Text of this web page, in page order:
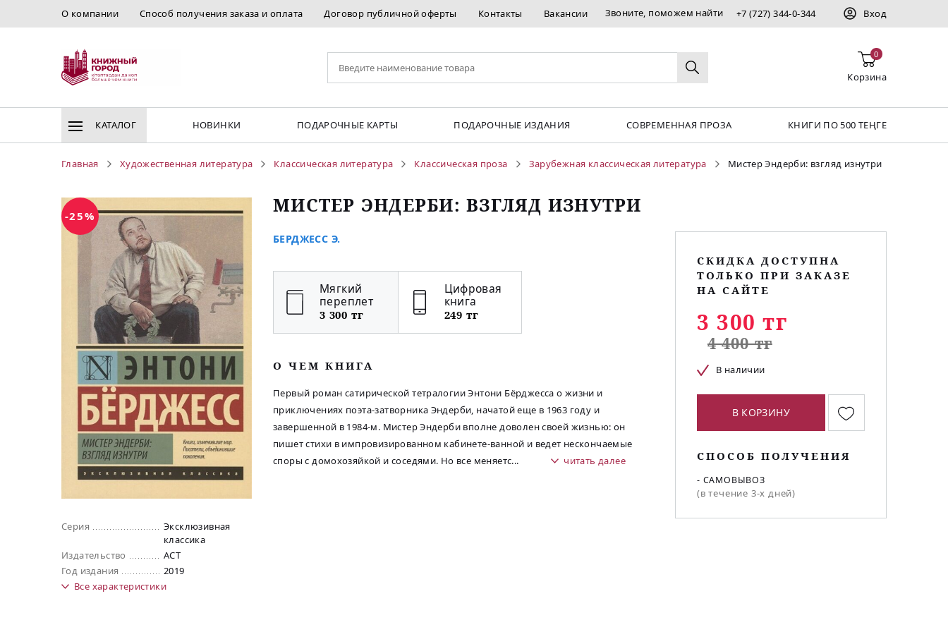
О компании Способ получения заказа и оплата Договор публичной оферты Контакты Вакансии Звоните, поможем найти +7 (727) 344-0-344 Вход
0
Корзина
КАТАЛОГ НОВИНКИ ПОДАРОЧНЫЕ КАРТЫ ПОДАРОЧНЫЕ ИЗДАНИЯ СОВРЕМЕННАЯ ПРОЗА КНИГИ ПО 500 ТЕҢГЕ
Главная Художественная литература Классическая литература Классическая проза Зарубежная классическая литература Мистер Эндерби: взгляд изнутри
-25%
Серия
Эксклюзивная
классика
Издательство
АСТ
Год издания
2019
Все характеристики
МИСТЕР ЭНДЕРБИ: ВЗГЛЯД ИЗНУТРИ
БЕРДЖЕСС Э.
Мягкий
переплет
3 300 тг
Цифровая
книга
249 тг
O ЧЕМ КНИГА
Первый роман сатирической тетралогии Энтони Бёрджесса о жизни и
приключениях поэта-затворника Эндерби, начатой еще в 1963 году и
завершенной в 1984-м. Мистер Эндерби вполне доволен своей жизнью: он
пишет стихи в импровизированном кабинете-ванной и ведет нескончаемые
споры с домохозяйкой и соседями. Но все меняетс... читать далее
СКИДКА ДОСТУПНА
ТОЛЬКО ПРИ ЗАКАЗЕ
НА САЙТЕ
3 300 тг
4 400 тг
В наличии
В КОРЗИНУ
СПОСОБ ПОЛУЧЕНИЯ
- САМОВЫВОЗ
(в течение 3-х дней)